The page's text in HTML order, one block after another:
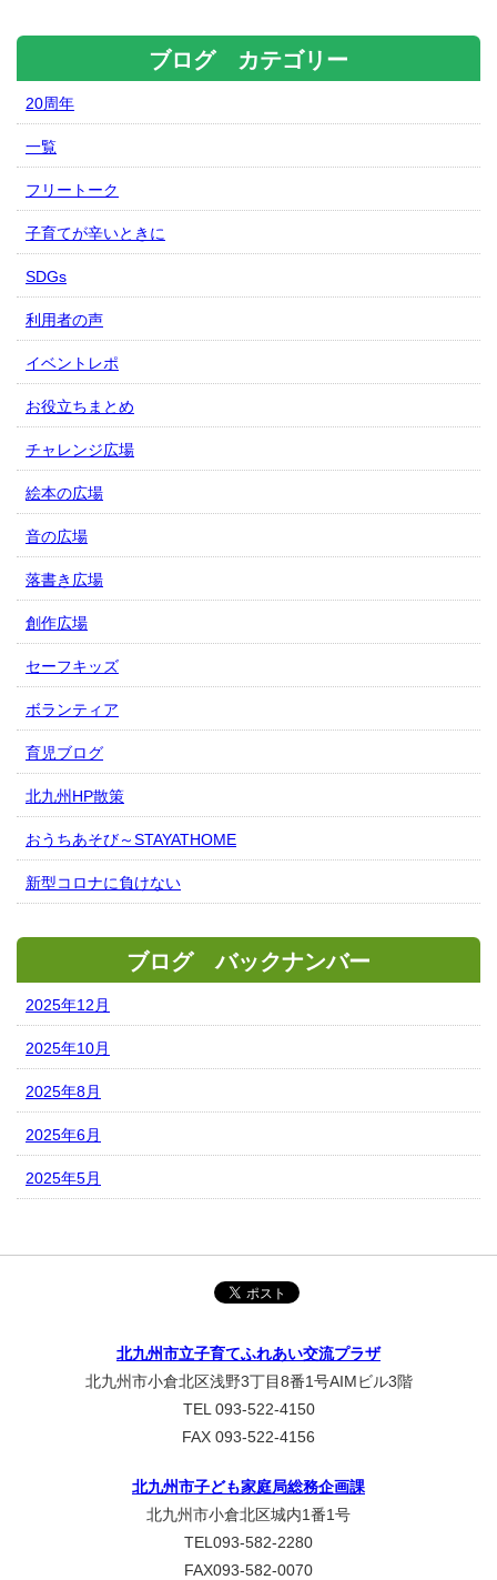
ブログ カテゴリー
20周年
一覧
フリートーク
子育てが辛いときに
SDGs
利用者の声
イベントレポ
お役立ちまとめ
チャレンジ広場
絵本の広場
音の広場
落書き広場
創作広場
セーフキッズ
ボランティア
育児ブログ
北九州HP散策
おうちあそび～STAYATHOME
新型コロナに負けない
ブログ バックナンバー
2025年12月
2025年10月
2025年8月
2025年6月
2025年5月
北九州市立子育てふれあい交流プラザ
北九州市小倉北区浅野3丁目8番1号AIMビル3階
TEL 093-522-4150
FAX 093-522-4156
北九州市子ども家庭局総務企画課
北九州市小倉北区城内1番1号
TEL093-582-2280
FAX093-582-0070